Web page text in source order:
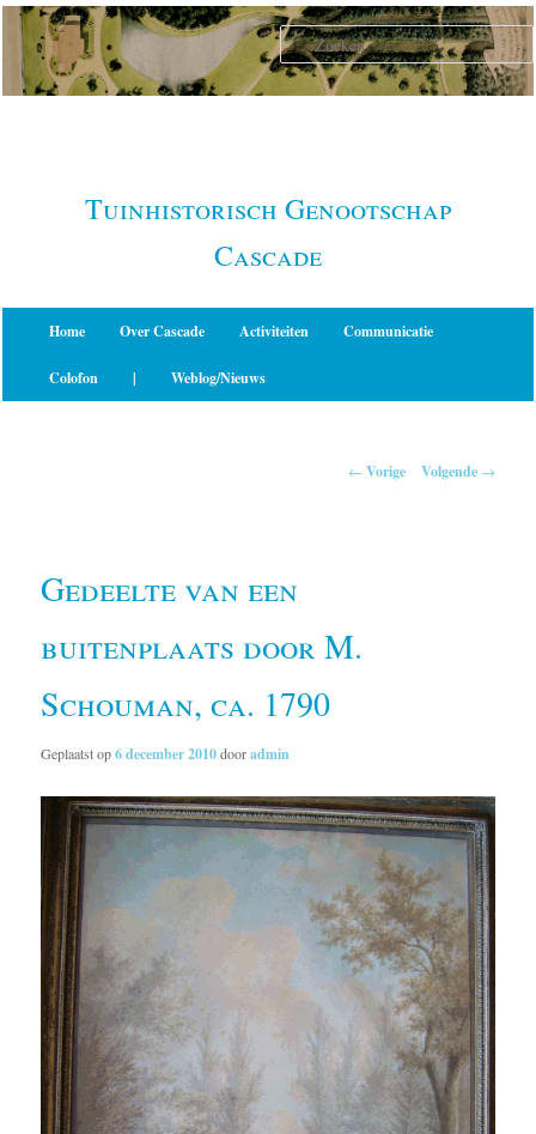
Spring
naar
primaire
Tuinhistorisch Genootschap
Cascade
Home Over Cascade Activiteiten Communicatie
Colofon | Weblog/Nieuws
← Vorige Volgende →
Gedeelte van een
buitenplaats door M.
Schouman, ca. 1790
Geplaatst op6 december 2010dooradmin